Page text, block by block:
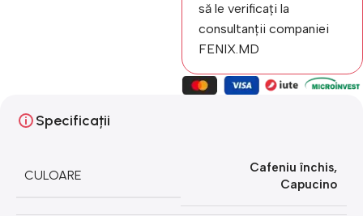
să le verificați la
consultanții companiei
FENIX.MD
Specificații
CULOARE
Cafeniu închis,
Capucino